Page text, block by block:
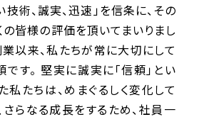
術、誠実、迅速」を信条に、その
の皆様の評価を頂いてまいりまし
以来、私たちが常に大切にして
です。 堅実に誠実に「信頼」とい
私たちは、めまぐるしく変化して
さらなる成長をするため、社員一